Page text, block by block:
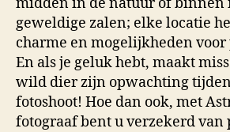
geweldige zalen; elke locatie
charme en mogelijkheden voor
En als je geluk hebt, maakt
wild dier zijn opwachting
fotoshoot! Hoe dan ook, met
fotograaf bent u verzekerd van